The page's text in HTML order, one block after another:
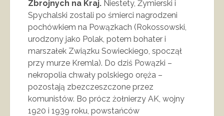
Zbrojnych na Kraj. Niestety, Żymierski i
Spychalski zostali po śmierci nagrodzeni
pochówkiem na Powązkach (Rokossowski,
urodzony jako Polak, potem bohater i
marszałek Związku Sowieckiego, spoczął
przy murze Kremla). Do dziś Powązki –
nekropolia chwały polskiego oręża –
pozostają zbezczeszczone przez
komunistów. Bo prócz żołnierzy AK, wojny
1920 i 1939 roku, powstańców